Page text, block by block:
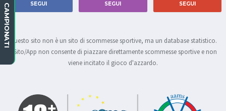
SEGUI SEGUI SEGUI
Questo sito non è un sito di scommesse sportive, ma un database statistico.
Il Sito/App non consente di piazzare direttamente scommesse sportive e non
viene incitato il gioco d'azzardo.
CAMPIONATI